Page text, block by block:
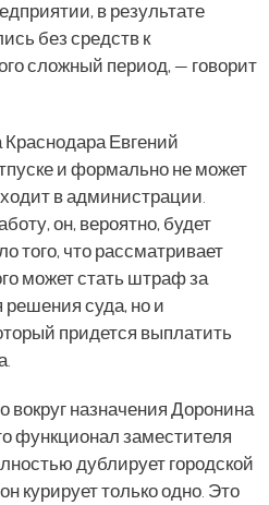
в результате
без средств к
сложный период, — говорит
Евгений
и формально не может
в администрации.
он, вероятно, будет
того, что рассматривает
может стать штраф за
решения суда, но и
придется выплатить
вокруг назначения Доронина
функционал заместителя
дублирует городской
курирует только одно. Это